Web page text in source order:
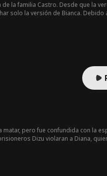
la familia Castro. Desde que la
solo la versión de Bianca. Debido
pero fue confundida con la
Dizu violaran a Diana,